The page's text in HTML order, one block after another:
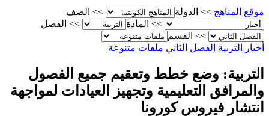
موقع المناهج >> الدولة >>
الصف
>>
المادة >>
الفصل
>>
القسم
أخبار
التربية الفصل الثاني ملفات متنوعة
التربية: وضع خطط وتعقيم جميع الفصول
والمرافق التعليمية وتجهيز العيادات لمواجهة
انتشار فيروس كورونا